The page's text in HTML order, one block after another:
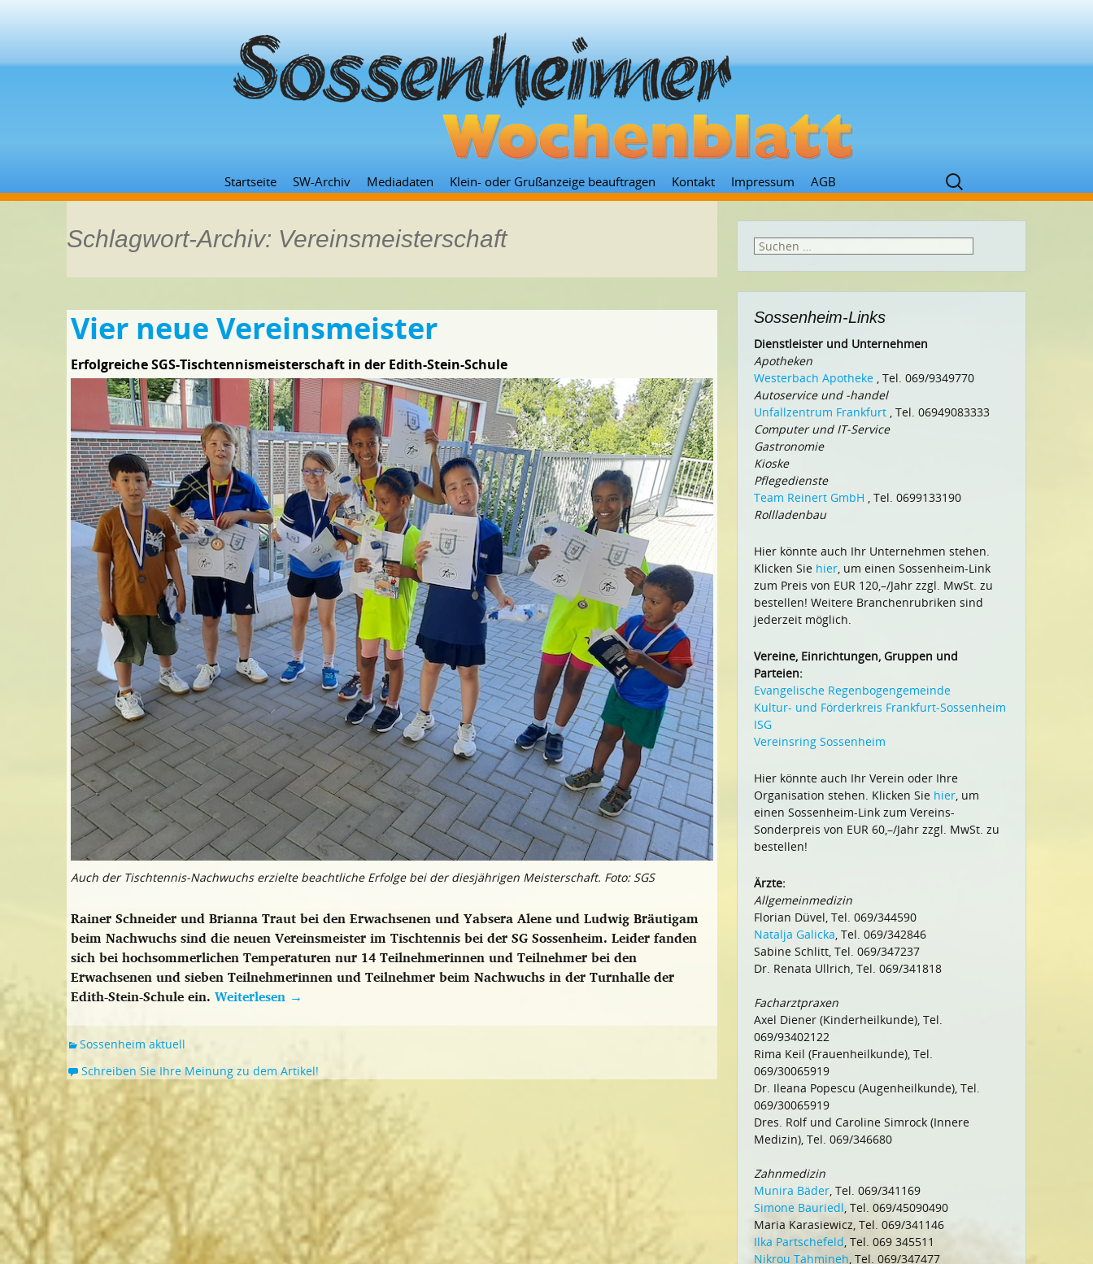
Zum
Inhalt
Startseite SW-Archiv Mediadaten Klein- oder Grußanzeige beauftragen Kontakt Impressum AGB
Suchen
nach:
Schlagwort-Archiv: Vereinsmeisterschaft
Vier neue Vereinsmeister
Erfolgreiche SGS-Tischtennismeisterschaft in der Edith-Stein-Schule
Auch der Tischtennis-Nachwuchs erzielte beachtliche Erfolge bei der diesjährigen Meisterschaft. Foto: SGS
Rainer Schneider und Brianna Traut bei den Erwachsenen und Yabsera Alene und Ludwig Bräutigam
beim Nachwuchs sind die neuen Vereinsmeister im Tischtennis bei der SG Sossenheim. Leider fanden
sich bei hochsommerlichen Temperaturen nur 14 Teilnehmerinnen und Teilnehmer bei den
Erwachsenen und sieben Teilnehmerinnen und Teilnehmer beim Nachwuchs in der Turnhalle der
Edith-Stein-Schule ein. Weiterlesen →
Sossenheim aktuell
Schreiben Sie Ihre Meinung zu dem Artikel!
Suchen
Sossenheim-Links
Dienstleister und Unternehmen
Apotheken
Westerbach Apotheke , Tel. 069/9349770
Autoservice und -handel
Unfallzentrum Frankfurt , Tel. 06949083333
Computer und IT-Service
Gastronomie
Kioske
Pflegedienste
Team Reinert GmbH , Tel. 0699133190
Rollladenbau
Hier könnte auch Ihr Unternehmen stehen.
Klicken Sie hier, um einen Sossenheim-Link
zum Preis von EUR 120,–/Jahr zzgl. MwSt. zu
bestellen! Weitere Branchenrubriken sind
jederzeit möglich.
Vereine, Einrichtungen, Gruppen und
Parteien:
Evangelische Regenbogengemeinde
Kultur- und Förderkreis Frankfurt-Sossenheim
ISG
Vereinsring Sossenheim
Hier könnte auch Ihr Verein oder Ihre
Organisation stehen. Klicken Sie hier, um
einen Sossenheim-Link zum Vereins-
Sonderpreis von EUR 60,–/Jahr zzgl. MwSt. zu
bestellen!
Ärzte:
Allgemeinmedizin
Florian Düvel, Tel. 069/344590
Natalja Galicka, Tel. 069/342846
Sabine Schlitt, Tel. 069/347237
Dr. Renata Ullrich, Tel. 069/341818
Facharztpraxen
Axel Diener (Kinderheilkunde), Tel.
069/93402122
Rima Keil (Frauenheilkunde), Tel.
069/30065919
Dr. Ileana Popescu (Augenheilkunde), Tel.
069/30065919
Dres. Rolf und Caroline Simrock (Innere
Medizin), Tel. 069/346680
Zahnmedizin
Munira Bäder, Tel. 069/341169
Simone Bauriedl, Tel. 069/45090490
Maria Karasiewicz, Tel. 069/341146
Ilka Partschefeld, Tel. 069 345511
Nikrou Tahmineh, Tel. 069/347477